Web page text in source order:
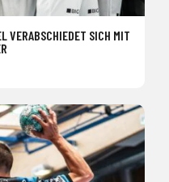
VERABSCHIEDET SICH MIT